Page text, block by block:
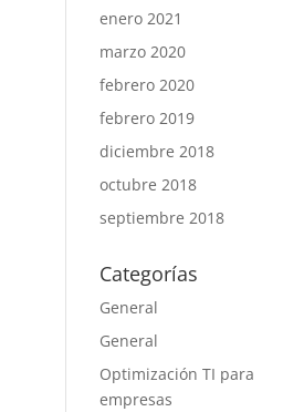
enero 2021
marzo 2020
febrero 2020
febrero 2019
diciembre 2018
octubre 2018
septiembre 2018
Categorías
General
General
Optimización TI para
empresas